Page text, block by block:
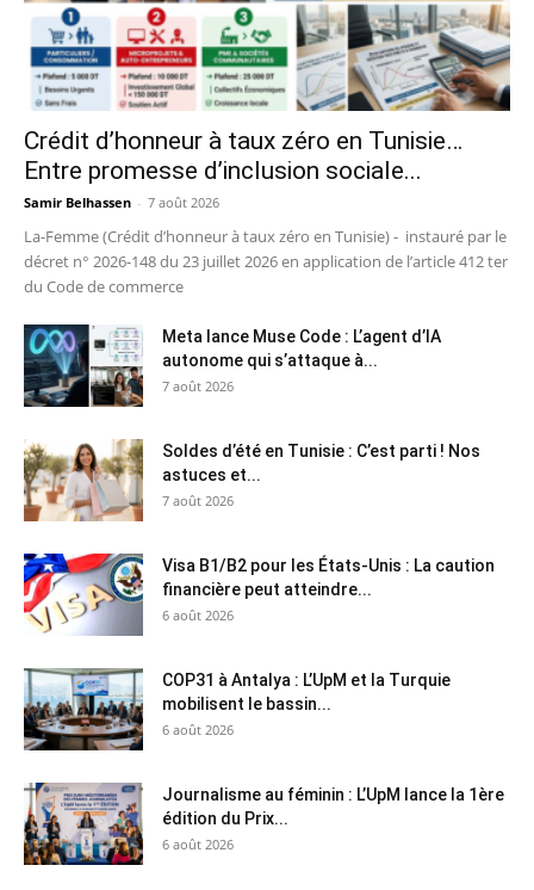
Crédit d’honneur à taux zéro en Tunisie…
Entre promesse d’inclusion sociale...
Samir Belhassen - 7 août 2026
La-Femme (Crédit d’honneur à taux zéro en Tunisie) - instauré par le
décret n° 2026-148 du 23 juillet 2026 en application de l’article 412 ter
du Code de commerce
Meta lance Muse Code : L’agent d’IA
autonome qui s’attaque à...
7 août 2026
Soldes d’été en Tunisie : C’est parti ! Nos
astuces et...
7 août 2026
Visa B1/B2 pour les États-Unis : La caution
financière peut atteindre...
6 août 2026
COP31 à Antalya : L’UpM et la Turquie
mobilisent le bassin...
6 août 2026
Journalisme au féminin : L’UpM lance la 1ère
édition du Prix...
6 août 2026